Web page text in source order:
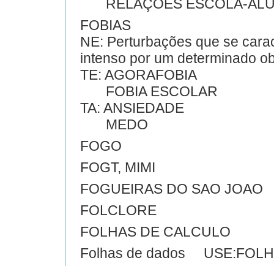
RELAÇÕES ESCOLA-
FOBIAS
NE: Perturbações que se
intenso por um determinado
TE: AGORAFOBIA
FOBIA ESCOLAR
TA: ANSIEDADE
MEDO
FOGO
FOGT, MIMI
FOGUEIRAS DO SAO JOAO
FOLCLORE
FOLHAS DE CALCULO
Folhas de dados